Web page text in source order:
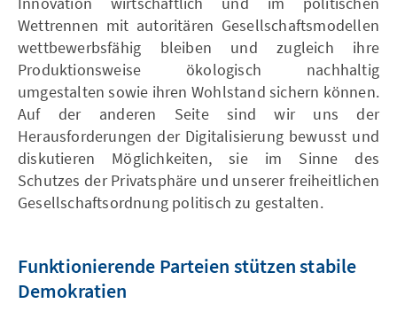
Wettrennen mit autoritären Gesellschaftsmodellen
wettbewerbsfähig bleiben und zugleich ihre
Produktionsweise ökologisch nachhaltig
umgestalten sowie ihren Wohlstand sichern können.
Auf der anderen Seite sind wir uns der
Herausforderungen der Digitalisierung bewusst und
diskutieren Möglichkeiten, sie im Sinne des
Schutzes der Privatsphäre und unserer freiheitlichen
Gesellschaftsordnung politisch zu gestalten.
Funktionierende Parteien stützen stabile
Demokratien